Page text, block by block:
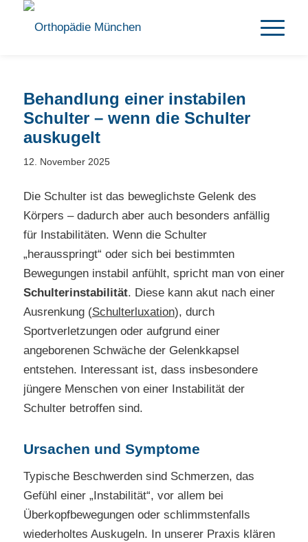
Behandlung einer instabilen
Schulter – wenn die Schulter
auskugelt
12. November 2025
Die Schulter ist das beweglichste Gelenk des
Körpers – dadurch aber auch besonders anfällig
für Instabilitäten. Wenn die Schulter
„herausspringt“ oder sich bei bestimmten
Bewegungen instabil anfühlt, spricht man von einer
Schulterinstabilität. Diese kann akut nach einer
Ausrenkung (Schulterluxation), durch
Sportverletzungen oder aufgrund einer
angeborenen Schwäche der Gelenkkapsel
entstehen. Interessant ist, dass insbesondere
jüngere Menschen von einer Instabilität der
Schulter betroffen sind.
Ursachen und Symptome
Typische Beschwerden sind Schmerzen, das
Gefühl einer „Instabilität“, vor allem bei
Überkopfbewegungen oder schlimmstenfalls
wiederholtes Auskugeln. In unserer Praxis klären